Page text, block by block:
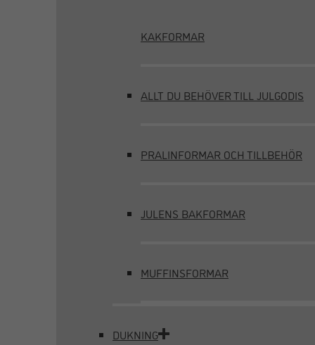
KAKFORMAR
ALLT DU BEHÖVER TILL JULGODIS
PRALINFORMAR OCH TILLBEHÖR
JULENS BAKFORMAR
MUFFINSFORMAR
DUKNING